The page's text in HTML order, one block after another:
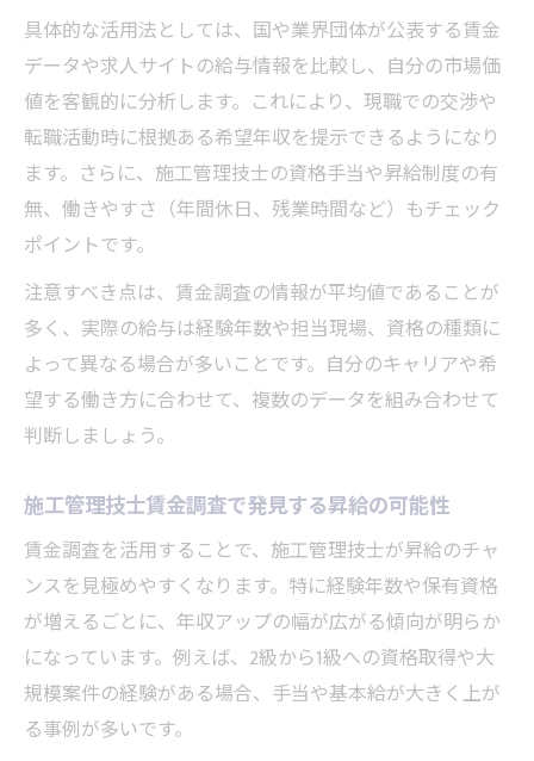
具体的な活用法としては、国や業界団体が公表する賃金
データや求人サイトの給与情報を比較し、自分の市場価
値を客観的に分析します。これにより、現職での交渉や
転職活動時に根拠ある希望年収を提示できるようになり
ます。さらに、施工管理技士の資格手当や昇給制度の有
無、働きやすさ（年間休日、残業時間など）もチェック
ポイントです。
注意すべき点は、賃金調査の情報が平均値であることが
多く、実際の給与は経験年数や担当現場、資格の種類に
よって異なる場合が多いことです。自分のキャリアや希
望する働き方に合わせて、複数のデータを組み合わせて
判断しましょう。
施工管理技士賃金調査で発見する昇給の可能性
賃金調査を活用することで、施工管理技士が昇給のチャ
ンスを見極めやすくなります。特に経験年数や保有資格
が増えるごとに、年収アップの幅が広がる傾向が明らか
になっています。例えば、2級から1級への資格取得や大
規模案件の経験がある場合、手当や基本給が大きく上が
る事例が多いです。